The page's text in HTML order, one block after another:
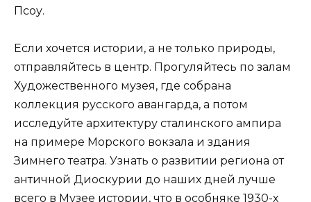
Псоу.
Если хочется истории, а не только природы,
отправляйтесь в центр. Прогуляйтесь по залам
Художественного музея, где собрана
коллекция русского авангарда, а потом
исследуйте архитектуру сталинского ампира
на примере Морского вокзала и здания
Зимнего театра. Узнать о развитии региона от
античной Диоскурии до наших дней лучше
всего в Музее истории, что в особняке 1930-х